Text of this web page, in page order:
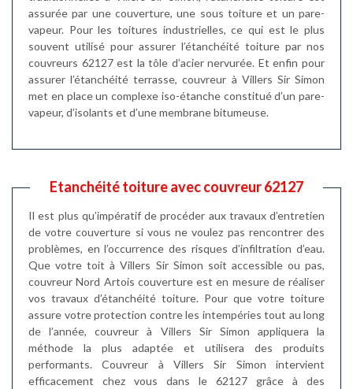
assurée par une couverture, une sous toiture et un pare-
vapeur. Pour les toitures industrielles, ce qui est le plus
souvent utilisé pour assurer l’étanchéité toiture par nos
couvreurs 62127 est la tôle d’acier nervurée. Et enfin pour
assurer l’étanchéité terrasse, couvreur à Villers Sir Simon
met en place un complexe iso-étanche constitué d’un pare-
vapeur, d’isolants et d’une membrane bitumeuse.
Etanchéité toiture avec couvreur 62127
Il est plus qu’impératif de procéder aux travaux d’entretien
de votre couverture si vous ne voulez pas rencontrer des
problèmes, en l’occurrence des risques d’infiltration d’eau.
Que votre toit à Villers Sir Simon soit accessible ou pas,
couvreur Nord Artois couverture est en mesure de réaliser
vos travaux d’étanchéité toiture. Pour que votre toiture
assure votre protection contre les intempéries tout au long
de l’année, couvreur à Villers Sir Simon appliquera la
méthode la plus adaptée et utilisera des produits
performants. Couvreur à Villers Sir Simon intervient
efficacement chez vous dans le 62127 grâce à des